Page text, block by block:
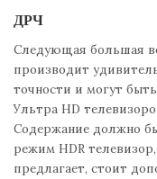
ДРЧ
Следующая большая
производит
точности и могут
Ультра HD
Содержание должно
режим HDR
предлагает, стоит